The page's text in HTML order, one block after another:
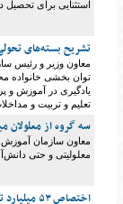
استثنایی برای تحصیل
تشریح بسته‌های
معاون وزیر و رئیس
یادگیری در آموزش و
تعلیم و تربیت و
سه گروه از معلولان
معاون سازمان آموزش
معلولیتی و حتی
اختصاص ۵۳ میلیارد تومان اعتبار برای سرویس ایاب و ذهاب دانش آموزان استثنایی در سال جاری